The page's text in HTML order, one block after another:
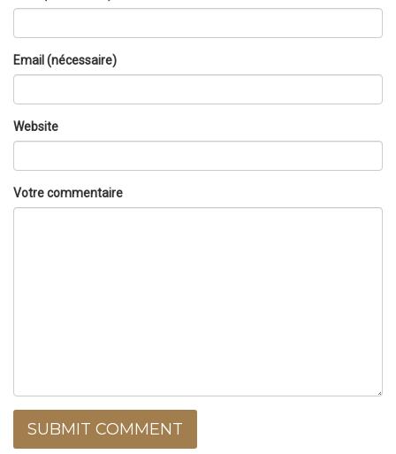
Email (nécessaire)
Website
Votre commentaire
SUBMIT COMMENT